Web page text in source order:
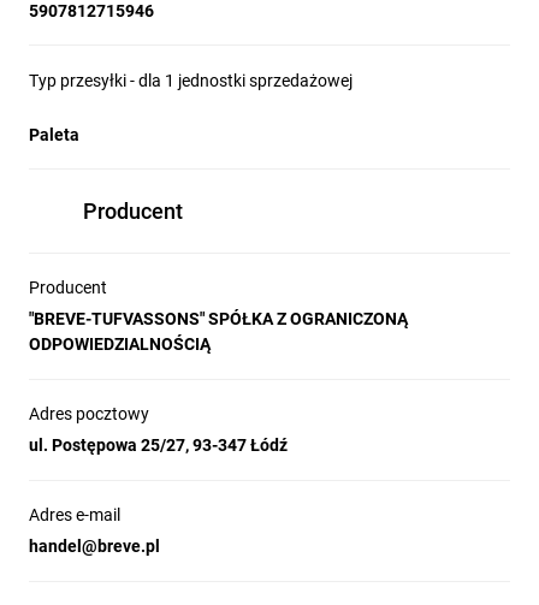
5907812715946
Typ przesyłki - dla 1 jednostki sprzedażowej
Paleta
Producent
Producent
"BREVE-TUFVASSONS" SPÓŁKA Z OGRANICZONĄ
ODPOWIEDZIALNOŚCIĄ
Adres pocztowy
ul. Postępowa 25/27, 93-347 Łódź
Adres e-mail
handel@breve.pl